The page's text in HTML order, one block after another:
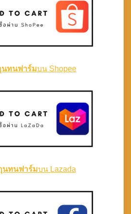
นทนฟาร์มบน Shopee
นทนฟาร์มบน Lazada